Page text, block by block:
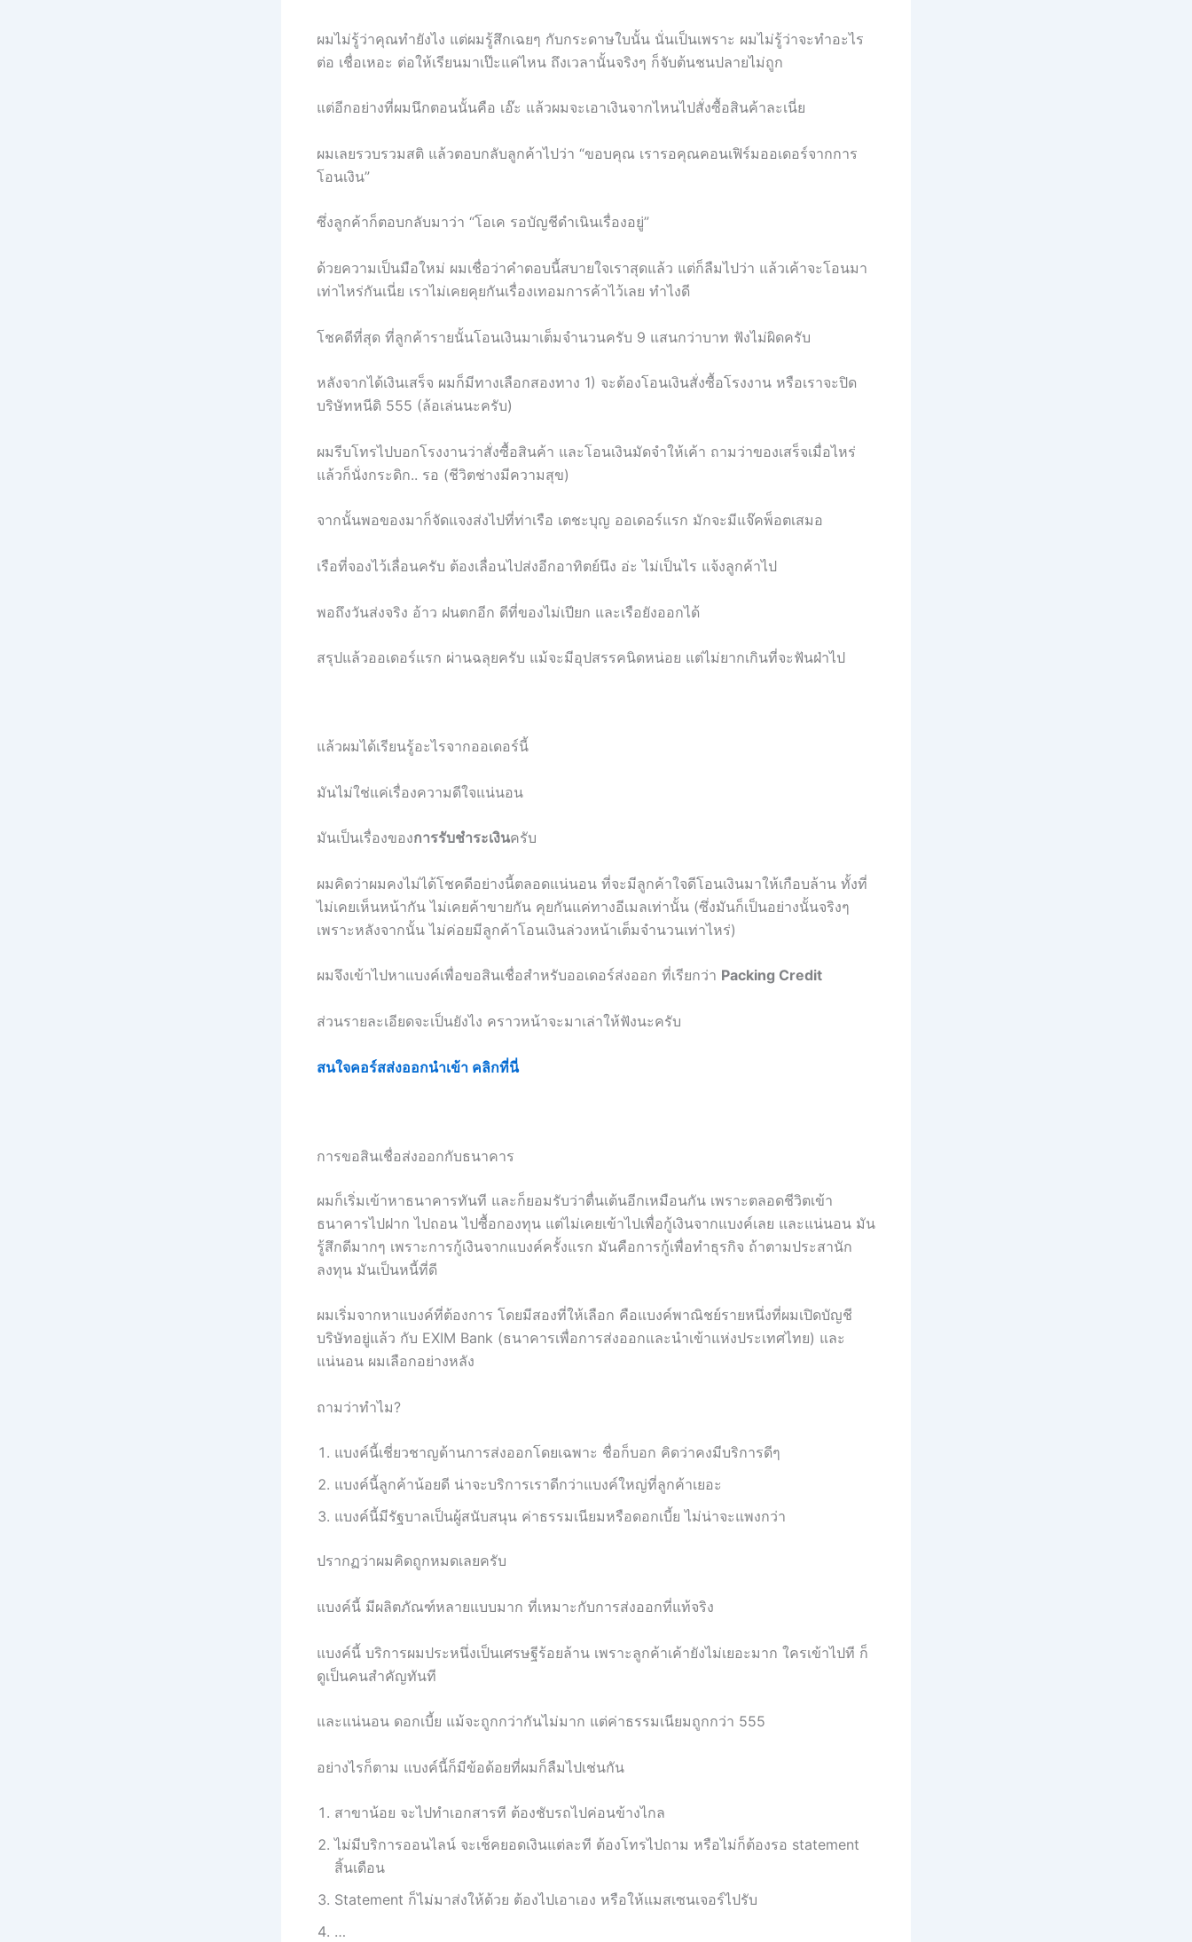
ผมไม่รู้ว่าคุณทำยังไง แต่ผมรู้สึกเฉยๆ กับกระดาษใบนั้น นั่นเป็นเพราะ ผมไม่รู้ว่าจะทำอะไร
ต่อ เชื่อเหอะ ต่อให้เรียนมาเป๊ะแค่ไหน ถึงเวลานั้นจริงๆ ก็จับต้นชนปลายไม่ถูก
แต่อีกอย่างที่ผมนึกตอนนั้นคือ เอ๊ะ แล้วผมจะเอาเงินจากไหนไปสั่งซื้อสินค้าละเนี่ย
ผมเลยรวบรวมสติ แล้วตอบกลับลูกค้าไปว่า “ขอบคุณ เรารอคุณคอนเฟิร์มออเดอร์จากการ
โอนเงิน”
ซึ่งลูกค้าก็ตอบกลับมาว่า “โอเค รอบัญชีดำเนินเรื่องอยู่”
ด้วยความเป็นมือใหม่ ผมเชื่อว่าคำตอบนี้สบายใจเราสุดแล้ว แต่ก็ลืมไปว่า แล้วเค้าจะโอนมา
เท่าไหร่กันเนี่ย เราไม่เคยคุยกันเรื่องเทอมการค้าไว้เลย ทำไงดี
โชคดีที่สุด ที่ลูกค้ารายนั้นโอนเงินมาเต็มจำนวนครับ 9 แสนกว่าบาท ฟังไม่ผิดครับ
หลังจากได้เงินเสร็จ ผมก็มีทางเลือกสองทาง 1) จะต้องโอนเงินสั่งซื้อโรงงาน หรือเราจะปิด
บริษัทหนีดิ 555 (ล้อเล่นนะครับ)
ผมรีบโทรไปบอกโรงงานว่าสั่งซื้อสินค้า และโอนเงินมัดจำให้เค้า ถามว่าของเสร็จเมื่อไหร่
แล้วก็นั่งกระดิก.. รอ (ชีวิตช่างมีความสุข)
จากนั้นพอของมาก็จัดแจงส่งไปที่ท่าเรือ เตชะบุญ ออเดอร์แรก มักจะมีแจ๊คพ็อตเสมอ
เรือที่จองไว้เลื่อนครับ ต้องเลื่อนไปส่งอีกอาทิตย์นึง อ่ะ ไม่เป็นไร แจ้งลูกค้าไป
พอถึงวันส่งจริง อ้าว ฝนตกอีก ดีที่ของไม่เปียก และเรือยังออกได้
สรุปแล้วออเดอร์แรก ผ่านฉลุยครับ แม้จะมีอุปสรรคนิดหน่อย แต่ไม่ยากเกินที่จะฟันฝ่าไป
แล้วผมได้เรียนรู้อะไรจากออเดอร์นี้
มันไม่ใช่แค่เรื่องความดีใจแน่นอน
มันเป็นเรื่องของการรับชำระเงินครับ
ผมคิดว่าผมคงไม่ได้โชคดีอย่างนี้ตลอดแน่นอน ที่จะมีลูกค้าใจดีโอนเงินมาให้เกือบล้าน ทั้งที่
ไม่เคยเห็นหน้ากัน ไม่เคยค้าขายกัน คุยกันแค่ทางอีเมลเท่านั้น (ซึ่งมันก็เป็นอย่างนั้นจริงๆ
เพราะหลังจากนั้น ไม่ค่อยมีลูกค้าโอนเงินล่วงหน้าเต็มจำนวนเท่าไหร่)
ผมจึงเข้าไปหาแบงค์เพื่อขอสินเชื่อสำหรับออเดอร์ส่งออก ที่เรียกว่า Packing Credit
ส่วนรายละเอียดจะเป็นยังไง คราวหน้าจะมาเล่าให้ฟังนะครับ
สนใจคอร์สส่งออกนำเข้า คลิกที่นี่
การขอสินเชื่อส่งออกกับธนาคาร
ผมก็เริ่มเข้าหาธนาคารทันที และก็ยอมรับว่าตื่นเต้นอีกเหมือนกัน เพราะตลอดชีวิตเข้า
ธนาคารไปฝาก ไปถอน ไปซื้อกองทุน แต่ไม่เคยเข้าไปเพื่อกู้เงินจากแบงค์เลย และแน่นอน มัน
รู้สึกดีมากๆ เพราะการกู้เงินจากแบงค์ครั้งแรก มันคือการกู้เพื่อทำธุรกิจ ถ้าตามประสานัก
ลงทุน มันเป็นหนี้ที่ดี
ผมเริ่มจากหาแบงค์ที่ต้องการ โดยมีสองที่ให้เลือก คือแบงค์พาณิชย์รายหนึ่งที่ผมเปิดบัญชี
บริษัทอยู่แล้ว กับ EXIM Bank (ธนาคารเพื่อการส่งออกและนำเข้าแห่งประเทศไทย) และ
แน่นอน ผมเลือกอย่างหลัง
ถามว่าทำไม?
แบงค์นี้เชี่ยวชาญด้านการส่งออกโดยเฉพาะ ชื่อก็บอก คิดว่าคงมีบริการดีๆ
แบงค์นี้ลูกค้าน้อยดี น่าจะบริการเราดีกว่าแบงค์ใหญ่ที่ลูกค้าเยอะ
แบงค์นี้มีรัฐบาลเป็นผู้สนับสนุน ค่าธรรมเนียมหรือดอกเบี้ย ไม่น่าจะแพงกว่า
ปรากฏว่าผมคิดถูกหมดเลยครับ
แบงค์นี้ มีผลิตภัณฑ์หลายแบบมาก ที่เหมาะกับการส่งออกที่แท้จริง
แบงค์นี้ บริการผมประหนึ่งเป็นเศรษฐีร้อยล้าน เพราะลูกค้าเค้ายังไม่เยอะมาก ใครเข้าไปที ก็
ดูเป็นคนสำคัญทันที
และแน่นอน ดอกเบี้ย แม้จะถูกกว่ากันไม่มาก แต่ค่าธรรมเนียมถูกกว่า 555
อย่างไรก็ตาม แบงค์นี้ก็มีข้อด้อยที่ผมก็ลืมไปเช่นกัน
สาขาน้อย จะไปทำเอกสารที ต้องชับรถไปค่อนข้างไกล
ไม่มีบริการออนไลน์ จะเช็คยอดเงินแต่ละที ต้องโทรไปถาม หรือไม่ก็ต้องรอ statement
สิ้นเดือน
Statement ก็ไม่มาส่งให้ด้วย ต้องไปเอาเอง หรือให้แมสเซนเจอร์ไปรับ
…